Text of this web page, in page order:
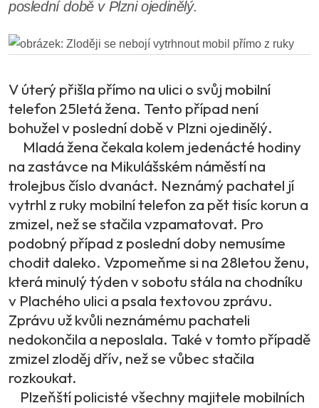
poslední době v Plzni ojedinělý.
V úterý přišla přímo na ulici o svůj mobilní
telefon 25letá žena. Tento případ není
bohužel v poslední době v Plzni ojedinělý.
Mladá žena čekala kolem jedenácté hodiny
na zastávce na Mikulášském náměstí na
trolejbus číslo dvanáct. Neznámý pachatel jí
vytrhl z ruky mobilní telefon za pět tisíc korun a
zmizel, než se stačila vzpamatovat. Pro
podobný případ z poslední doby nemusíme
chodit daleko. Vzpomeňme si na 28letou ženu,
která minulý týden v sobotu stála na chodníku
v Plachého ulici a psala textovou zprávu.
Zprávu už kvůli neznámému pachateli
nedokončila a neposlala. Také v tomto případě
zmizel zloděj dřív, než se vůbec stačila
rozkoukat.
Plzeňští policisté všechny majitele mobilních